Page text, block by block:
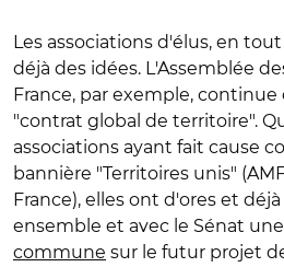
Les associations d'élus, en
déjà des idées. L'Assemblée
France, par exemple,
"contrat global de territoire".
associations ayant fait cause
bannière "Territoires unis"
France), elles ont d'ores et
ensemble et avec le Sénat une
commune sur le futur projet